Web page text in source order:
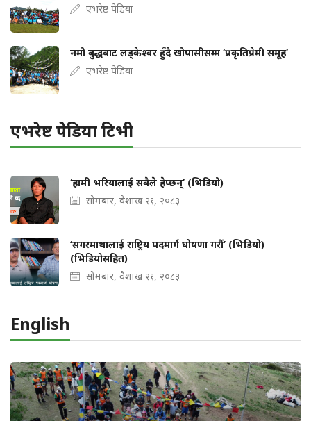
एभरेष्ट पेडिया
नमो बुद्धबाट लड्केश्वर हुँदै खोपासीसम्म ‘प्रकृतिप्रेमी समूह’
एभरेष्ट पेडिया
एभरेष्ट पेडिया टिभी
‘हामी भरियालाई सबैले हेप्छन्’ (भिडियो)
सोमबार, वैशाख २१, २०८३
‘सगरमाथालाई राष्ट्रिय पदमार्ग घोषणा गरौं’ (भिडियो)
(भिडियोसहित)
सोमबार, वैशाख २१, २०८३
English